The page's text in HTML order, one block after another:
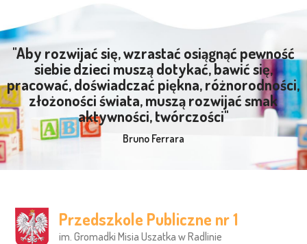
"Aby rozwijać się, wzrastać osiągnąć pewność
siebie dzieci muszą dotykać, bawić się,
pracować, doświadczać piękna, różnorodności,
złożoności świata, muszą rozwijać smak
aktywności, twórczości"
Bruno Ferrara
Przedszkole Publiczne nr 1
im. Gromadki Misia Uszatka w Radlinie